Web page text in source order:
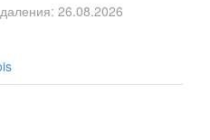
26.08.2026